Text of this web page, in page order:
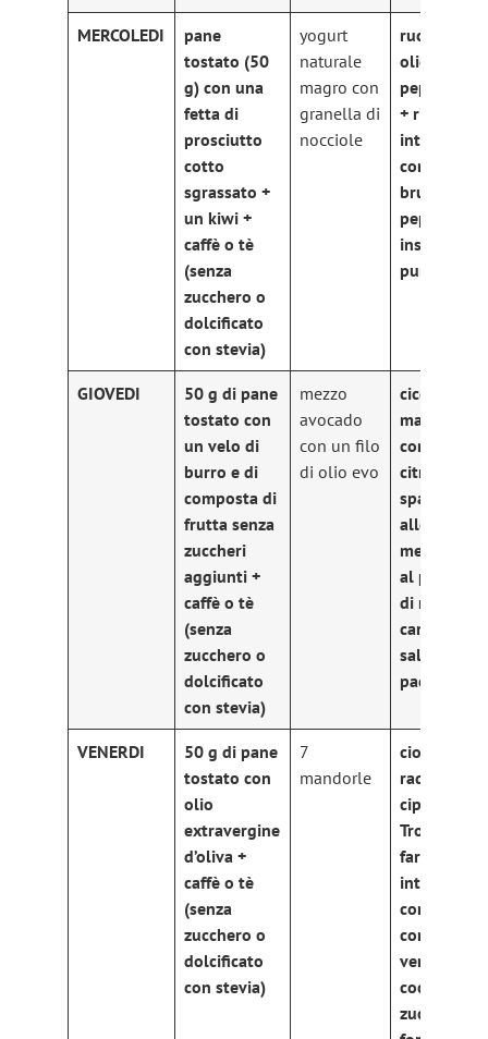
MERCOLEDI
pane
tostato (50
g) con una
fetta di
prosciutto
cotto
sgrassato +
un kiwi +
caffè o tè
(senza
zucchero o
dolcificato
con stevia)
yogurt
naturale
magro con
granella di
nocciole
rucola con
olio e
+ riso
integrale
con
brunoise di
peperoni +
insalata di
puntarelle
GIOVEDI
50 g di pane
tostato con
un velo di
burro e di
composta di
frutta senza
zuccheri
aggiunti +
caffè o tè
(senza
zucchero o
dolcificato
con stevia)
mezzo
avocado
con un filo
di olio evo
cicorino da
mazzetto
con olio e
citronette +
spaghetti
alle
melanzane
al profumo
di menta +
carciofi
saltati in
padella
VENERDI
50 g di pane
tostato con
olio
extravergine
d’oliva +
caffè o tè
(senza
zucchero o
dolcificato
con stevia)
7
mandorle
ciotolina di
radicchio e
cipolla di
Tropea +
farro
integrale
con
coriandoli
verdura +
coccotte di
zucchine al